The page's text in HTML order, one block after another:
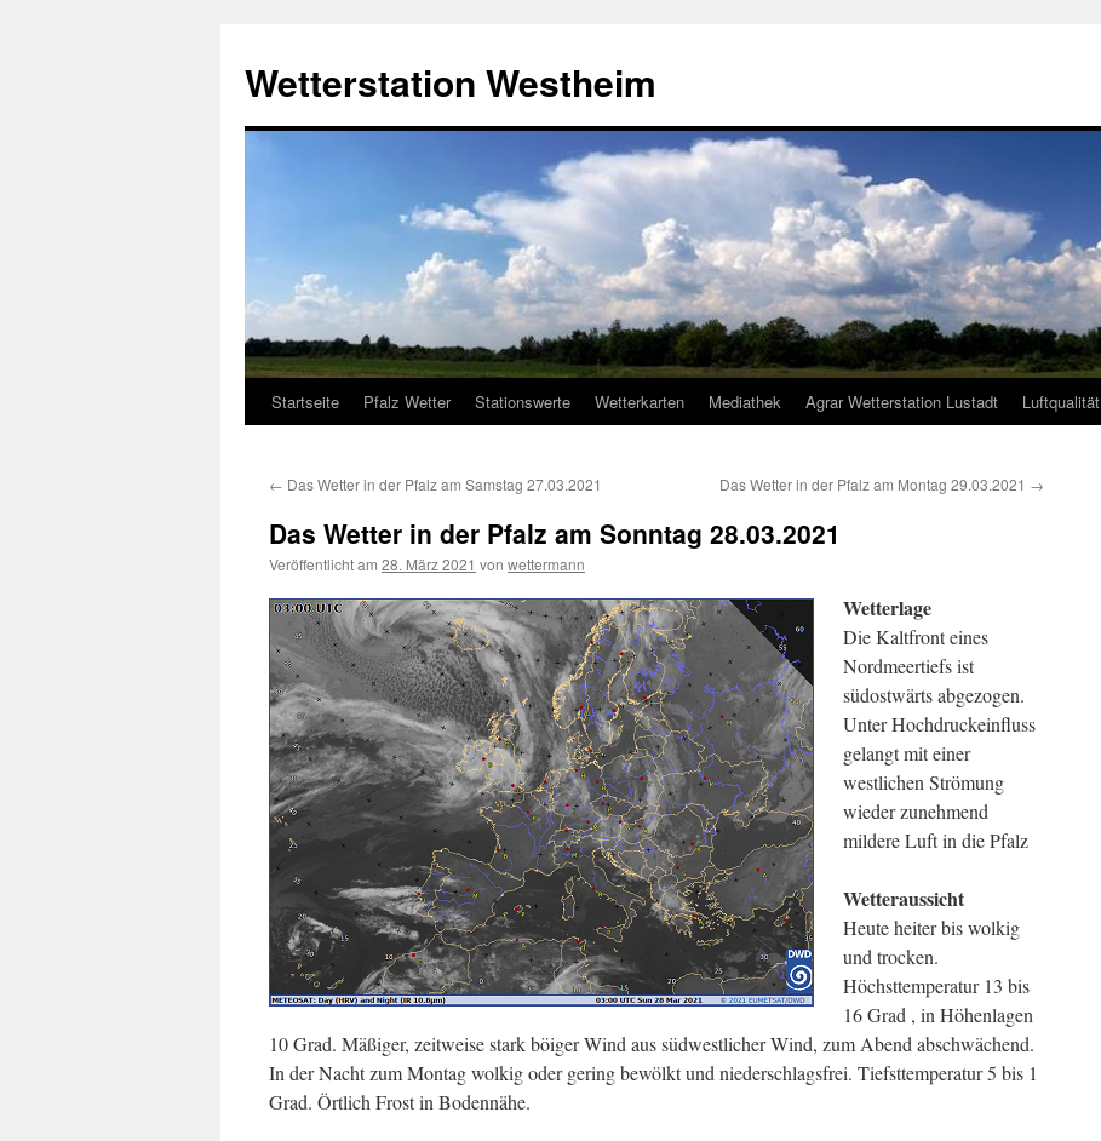
springen
Wetterstation Westheim
Startseite Pfalz Wetter Stationswerte Wetterkarten Mediathek Agrar Wetterstation Lustadt
← Das Wetter in der Pfalz am Samstag 27.03.2021 Das Wetter in der Pfalz am Montag 29.03.2021 →
Das Wetter in der Pfalz am Sonntag 28.03.2021
Veröffentlicht am 28. März 2021 von wettermann
Wetterlage
Die Kaltfront eines
Nordmeertiefs ist
südostwärts abgezogen.
Unter Hochdruckeinfluss
gelangt mit einer
westlichen Strömung
wieder zunehmend
mildere Luft in die Pfalz
Wetteraussicht
Heute heiter bis wolkig
und trocken.
Höchsttemperatur 13 bis
16 Grad , in Höhenlagen
10 Grad. Mäßiger, zeitweise stark böiger Wind aus südwestlicher Wind, zum Abend abschwächend.
In der Nacht zum Montag wolkig oder gering bewölkt und niederschlagsfrei. Tiefsttemperatur 5 bis 1
Grad. Örtlich Frost in Bodennähe.